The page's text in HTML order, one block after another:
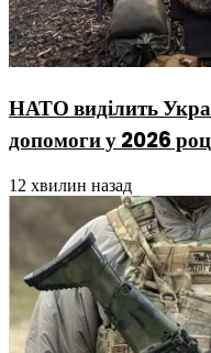
НАТО виділить
допомоги у 2026
12 хвилин назад